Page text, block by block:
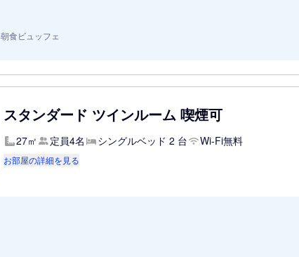
朝食ビュッフェ
スタンダード ツインルーム 喫煙可
27㎡ 定員4名 シングルベッド 2 台 Wi-Fi無料
お部屋の詳細を見る